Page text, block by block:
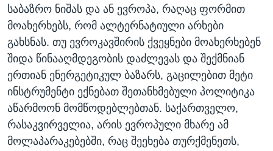
საბაზრო ნიშას და ან ევროპა, რაღაც ფორმით
მოახერხებს, რომ ალტერნატიული არხები
გახსნას. თუ ევროკავშირის ქვეყნები მოახერხებენ
შიდა წინააღმდეგობის დაძლევას და შექმნიან
ერთიან ენერგეტიკულ ბაზარს, გაცილებით მეტი
ინსტრუმენტი ექნებათ შეთანხმებული პოლიტიკა
აწარმოონ მომწოდებლებთან. საქართველო,
რასაკვირველია, არის ევროპული მხარე ამ
მოლაპარაკებებში, რაც შეეხება თურქმენეთს,